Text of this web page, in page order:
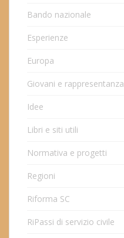
Bando nazionale
Esperienze
Europa
Giovani e rappresentanza
Idee
Libri e siti utili
Normativa e progetti
Regioni
Riforma SC
RiPassi di servizio civile